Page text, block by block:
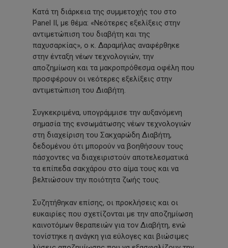
Κατά τη διάρκεια της συμμετοχής του στο
Panel II, με θέμα: «Νεότερες εξελίξεις στην
αντιμετώπιση του διαβήτη και της
παχυσαρκίας», ο κ. Δαραμήλας αναφέρθηκε
στην ένταξη νέων τεχνολογιών, την
αποζημίωση και τα μακροπρόθεσμα οφέλη που
προσφέρουν οι νεότερες εξελίξεις στην
αντιμετώπιση του Διαβήτη.
Συγκεκριμένα, υπογράμμισε την αυξανόμενη
σημασία της ενσωμάτωσης νέων τεχνολογιών
στη διαχείριση του Σακχαρώδη Διαβήτη,
δεδομένου ότι μπορούν να βοηθήσουν τους
πάσχοντες να διαχειριστούν αποτελεσματικά
τα επίπεδα σακχάρου στο αίμα τους και να
βελτιώσουν την ποιότητα ζωής τους.
Συζητήθηκαν επίσης, οι προκλήσεις και οι
ευκαιρίες που σχετίζονται με την αποζημίωση
καινοτόμων θεραπειών για τον Διαβήτη, ενώ
τονίστηκε η ανάγκη για εύλογες και βιώσιμες